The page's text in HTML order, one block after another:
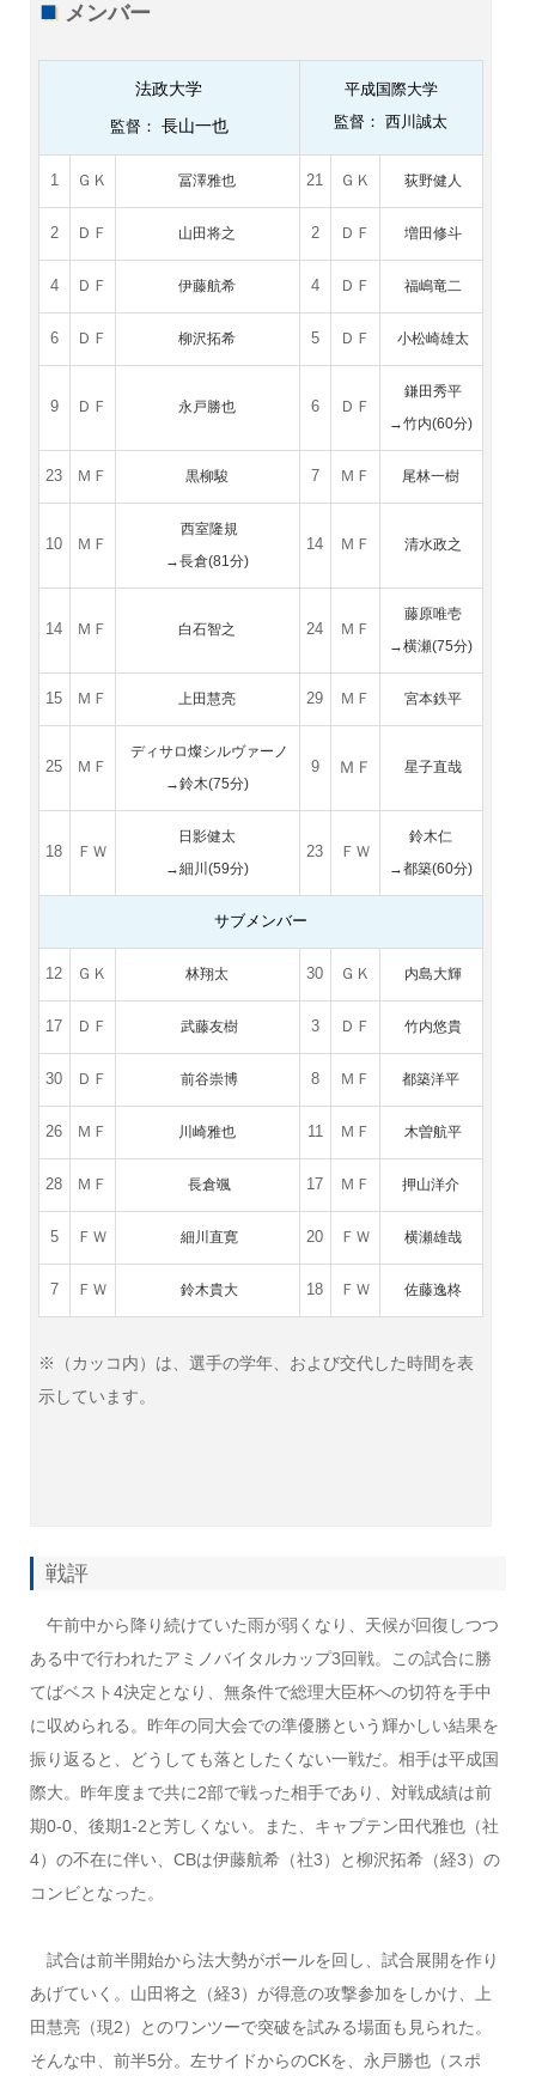
メンバー
法政大学
監督： 長山一也
平成国際大学
監督： 西川誠太
1 ＧＫ 冨澤雅也 21 ＧＫ 荻野健人
2 ＤＦ 山田将之 2 ＤＦ 増田修斗
4 ＤＦ 伊藤航希 4 ＤＦ 福嶋竜二
6 ＤＦ 柳沢拓希 5 ＤＦ 小松崎雄太
9 ＤＦ 永戸勝也 6 ＤＦ
鎌田秀平
→竹内(60分)
23 ＭＦ 黒柳駿 7 ＭＦ 尾林一樹
10 ＭＦ
西室隆規
→長倉(81分)
14 ＭＦ 清水政之
14 ＭＦ 白石智之 24 ＭＦ
藤原唯壱
→横瀬(75分)
15 ＭＦ 上田慧亮 29 ＭＦ 宮本鉄平
25 ＭＦ
ディサロ燦シルヴァーノ
→鈴木(75分)
9 ＭＦ 星子直哉
18 ＦＷ
日影健太
→細川(59分)
23 ＦＷ
鈴木仁
→都築(60分)
サブメンバー
12 ＧＫ 林翔太 30 ＧＫ 内島大輝
17 ＤＦ 武藤友樹 3 ＤＦ 竹内悠貴
30 ＤＦ 前谷崇博 8 ＭＦ 都築洋平
26 ＭＦ 川崎雅也 11 ＭＦ 木曽航平
28 ＭＦ 長倉颯 17 ＭＦ 押山洋介
5 ＦＷ 細川直寛 20 ＦＷ 横瀬雄哉
7 ＦＷ 鈴木貴大 18 ＦＷ 佐藤逸柊
※（カッコ内）は、選手の学年、および交代した時間を表
示しています。
戦評
午前中から降り続けていた雨が弱くなり、天候が回復しつつ
ある中で行われたアミノバイタルカップ3回戦。この試合に勝
てばベスト4決定となり、無条件で総理大臣杯への切符を手中
に収められる。昨年の同大会での準優勝という輝かしい結果を
振り返ると、どうしても落としたくない一戦だ。相手は平成国
際大。昨年度まで共に2部で戦った相手であり、対戦成績は前
期0-0、後期1-2と芳しくない。また、キャプテン田代雅也（社
4）の不在に伴い、CBは伊藤航希（社3）と柳沢拓希（経3）の
コンビとなった。
試合は前半開始から法大勢がボールを回し、試合展開を作り
あげていく。山田将之（経3）が得意の攻撃参加をしかけ、上
田慧亮（現2）とのワンツーで突破を試みる場面も見られた。
そんな中、前半5分。左サイドからのCKを、永戸勝也（スポ